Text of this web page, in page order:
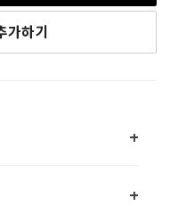
가하기